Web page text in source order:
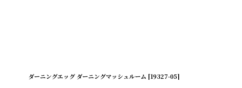
ダーニングエッグ ダーニングマッシュルーム [19327-05]